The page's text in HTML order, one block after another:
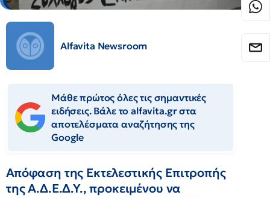
Alfavita Newsroom
Μάθε πρώτος όλες τις σημαντικές
ειδήσεις. Βάλε το alfavita.gr στα
αποτελέσματα αναζήτησης της
Google
Απόφαση της Εκτελεστικής Επιτροπής
της Α.Δ.Ε.Δ.Υ., προκειμένου να